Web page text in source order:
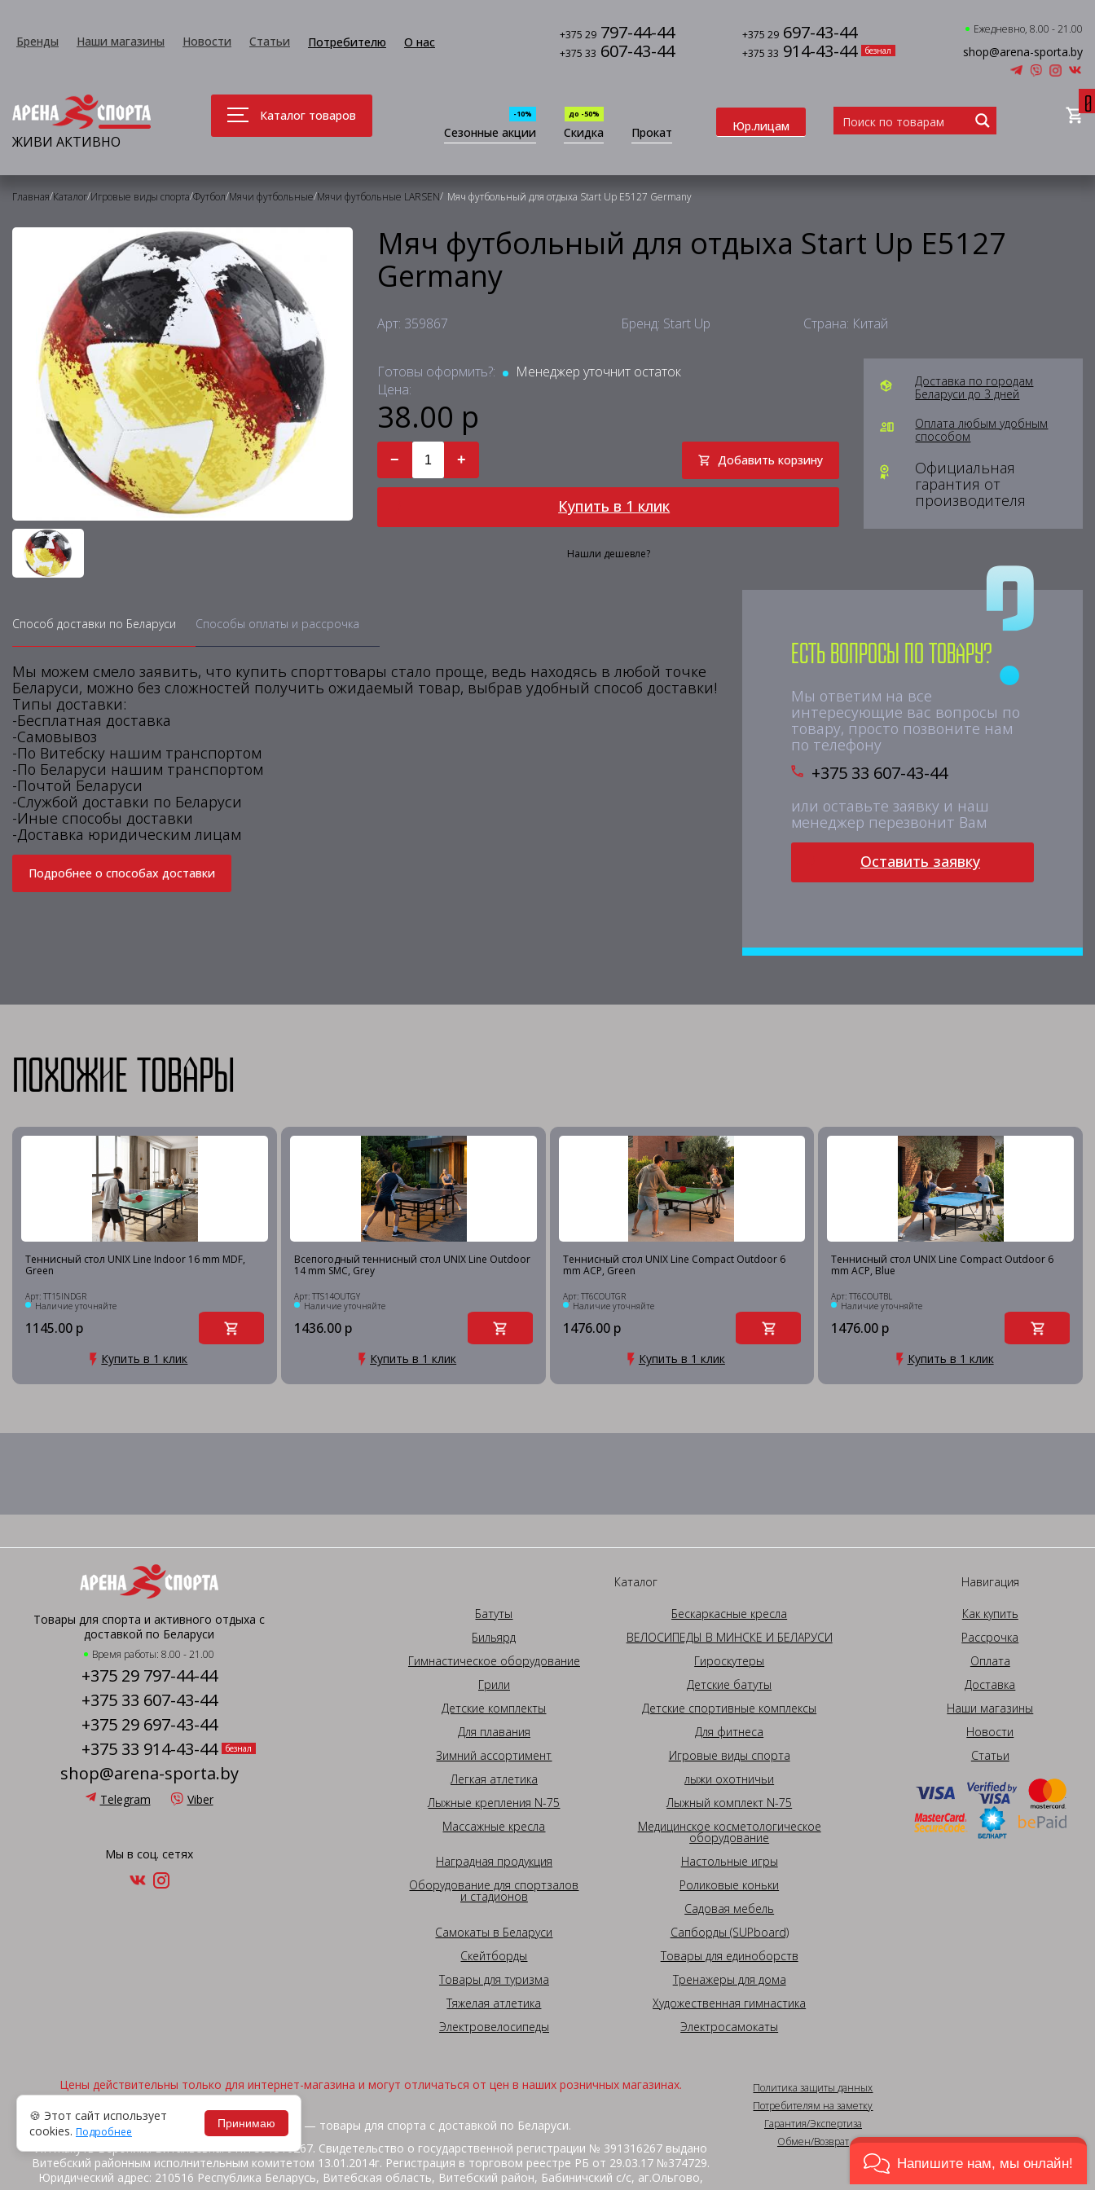
Бренды Наши магазины Новости Статьи Потребителю О нас +375 29 797-44-44 +375 29 697-43-44
+375 33 607-43-44 +375 33 914-43-44 безнал
Ежедневно, 8.00 - 21.00
shop@arena-sporta.by
ЖИВИ АКТИВНО
Каталог товаров
Сезонные акции
-10%
Скидка
до -50%
Прокат Юр.лицам
0
Главная/Каталог/Игровые виды спорта/Футбол/Мячи футбольные/Мячи футбольные LARSEN/ Мяч футбольный для отдыха Start Up E5127 Germany
Мяч футбольный для отдыха Start Up E5127
Germany
Арт: 359867 Бренд: Start Up Страна: Китай
Готовы оформить?:
Менеджер уточнит остаток
Цена:
38.00 р
− + Добавить корзину
Купить в 1 клик
Нашли дешевле?
Доставка по городам
Беларуси до 3 дней
Оплата любым удобным
способом
Официальная
гарантия от
производителя
Способ доставки по Беларуси Способы оплаты и рассрочка
Мы можем смело заявить, что купить спорттовары стало проще, ведь находясь в любой точке
Беларуси, можно без сложностей получить ожидаемый товар, выбрав удобный способ доставки!
Типы доставки:
-Бесплатная доставка
-Самовывоз
-По Витебску нашим транспортом
-По Беларуси нашим транспортом
-Почтой Беларуси
-Службой доставки по Беларуси
-Иные способы доставки
-Доставка юридическим лицам
Подробнее о способах доставки
Есть вопросы по товару?
Мы ответим на все
интересующие вас вопросы по
товару, просто позвоните нам
по телефону
+375 33 607-43-44
или оставьте заявку и наш
менеджер перезвонит Вам
Оставить заявку
Похожие товары
Теннисный стол UNIX Line Indoor 16 mm MDF,
Green
Арт: TT15INDGR
Наличие уточняйте
1145.00 р
Купить в 1 клик
Всепогодный теннисный стол UNIX Line Outdoor
14 mm SMC, Grey
Арт: TTS14OUTGY
Наличие уточняйте
1436.00 р
Купить в 1 клик
Теннисный стол UNIX Line Compact Outdoor 6
mm ACP, Green
Арт: TT6COUTGR
Наличие уточняйте
1476.00 р
Купить в 1 клик
Теннисный стол UNIX Line Compact Outdoor 6
mm ACP, Blue
Арт: TT6COUTBL
Наличие уточняйте
1476.00 р
Купить в 1 клик
Товары для спорта и активного отдыха с
доставкой по Беларуси
Время работы: 8.00 - 21.00
+375 29 797-44-44
+375 33 607-43-44
+375 29 697-43-44
+375 33 914-43-44
безнал
shop@arena-sporta.by
Telegram Viber
Мы в соц. сетях
Каталог
Батуты
Бескаркасные кресла
Бильярд
ВЕЛОСИПЕДЫ В МИНСКЕ И БЕЛАРУСИ
Гимнастическое оборудование
Гироскутеры
Грили
Детские батуты
Детские комплекты
Детские спортивные комплексы
Для плавания
Для фитнеса
Зимний ассортимент
Игровые виды спорта
Легкая атлетика
лыжи охотничьи
Лыжные крепления N-75
Лыжный комплект N-75
Массажные кресла
Медицинское косметологическое
оборудование
Наградная продукция
Настольные игры
Оборудование для спортзалов
и стадионов
Роликовые коньки
Садовая мебель
Самокаты в Беларуси
Сапборды (SUPboard)
Скейтборды
Товары для единоборств
Товары для туризма
Тренажеры для дома
Тяжелая атлетика
Художественная гимнастика
Электровелосипеды
Электросамокаты
Навигация
Как купить
Рассрочка
Оплата
Доставка
Наши магазины
Новости
Статьи
Цены действительны только для интернет-магазина и могут отличаться от цен в наших розничных магазинах.
2026, © "Арена спорта" — товары для спорта с доставкой по Беларуси.
ИП Жакуть Вероника Витальевна. УНП 391316267. Свидетельство о государственной регистрации № 391316267 выдано
Витебский районным исполнительным комитетом 13.01.2014г. Регистрация в торговом реестре РБ от 29.03.17 №374729.
Юридический адрес: 210516 Республика Беларусь, Витебская область, Витебский район, Бабиничский с/с, аг.Ольгово,
Политика защиты данных
Потребителям на заметку
Гарантия/Экспертиза
Обмен/Возврат
🍪 Этот сайт использует
cookies. Подробнее
Принимаю
Напишите нам, мы онлайн!